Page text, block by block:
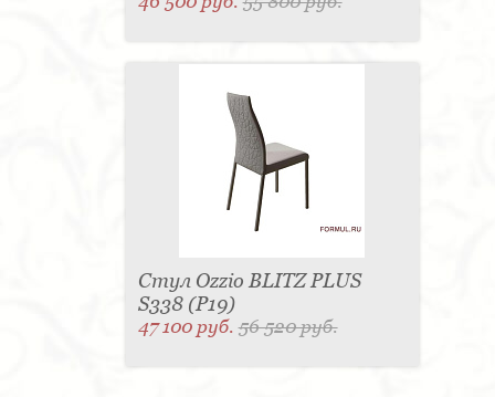
Стул Ozzio BLITZ PLUS
S338 (P19)
47 100 руб.56 520 руб.